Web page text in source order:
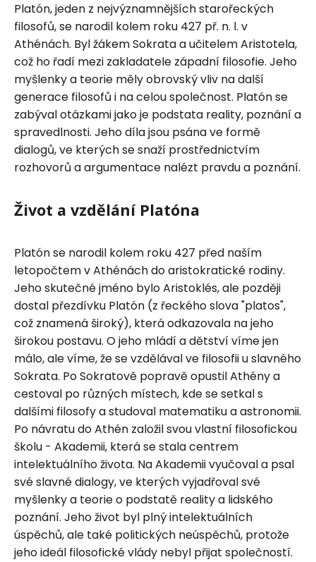
Platón, jeden z nejvýznamnějších starořeckých
filosofů, se narodil kolem roku 427 př. n. l. v
Athénách. Byl žákem Sokrata a učitelem Aristotela,
což ho řadí mezi zakladatele západní filosofie. Jeho
myšlenky a teorie měly obrovský vliv na další
generace filosofů i na celou společnost. Platón se
zabýval otázkami jako je podstata reality, poznání a
spravedlnosti. Jeho díla jsou psána ve formě
dialogů, ve kterých se snaží prostřednictvím
rozhovorů a argumentace nalézt pravdu a poznání.
Život a vzdělání Platóna
Platón se narodil kolem roku 427 před naším
letopočtem v Athénách do aristokratické rodiny.
Jeho skutečné jméno bylo Aristoklés, ale později
dostal přezdívku Platón (z řeckého slova "platos",
což znamená široký), která odkazovala na jeho
širokou postavu. O jeho mládí a dětství víme jen
málo, ale víme, že se vzdělával ve filosofii u slavného
Sokrata. Po Sokratově popravě opustil Athény a
cestoval po různých místech, kde se setkal s
dalšími filosofy a studoval matematiku a astronomii.
Po návratu do Athén založil svou vlastní filosofickou
školu - Akademii, která se stala centrem
intelektuálního života. Na Akademii vyučoval a psal
své slavné dialogy, ve kterých vyjadřoval své
myšlenky a teorie o podstatě reality a lidského
poznání. Jeho život byl plný intelektuálních
úspěchů, ale také politických neúspěchů, protože
jeho ideál filosofické vlády nebyl přijat společností.